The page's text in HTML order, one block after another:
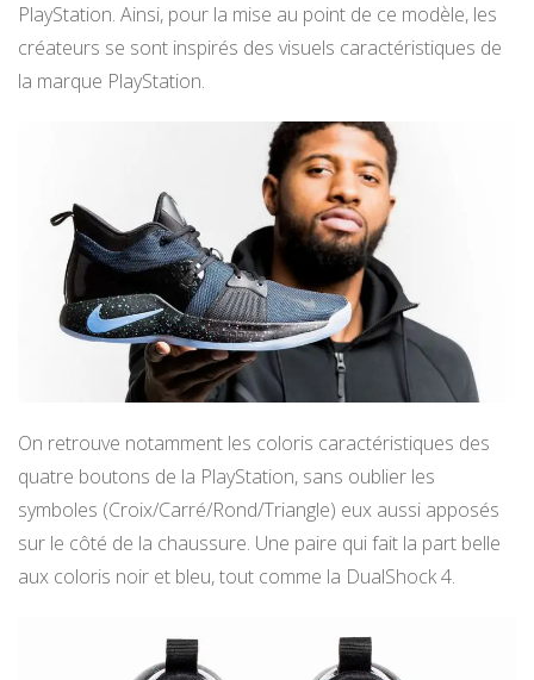
PlayStation. Ainsi, pour la mise au point de ce modèle, les
créateurs se sont inspirés des visuels caractéristiques de
la marque PlayStation.
On retrouve notamment les coloris caractéristiques des
quatre boutons de la PlayStation, sans oublier les
symboles (Croix/Carré/Rond/Triangle) eux aussi apposés
sur le côté de la chaussure. Une paire qui fait la part belle
aux coloris noir et bleu, tout comme la DualShock 4.